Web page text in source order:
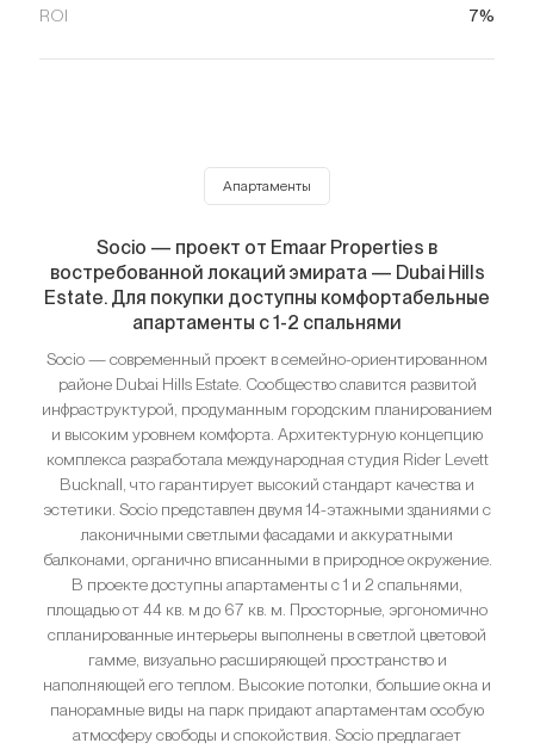
ROI 7%
Апартаменты
Socio — проект от Emaar Properties в
востребованной локаций эмирата — Dubai Hills
Estate. Для покупки доступны комфортабельные
апартаменты с 1-2 спальнями
Socio — современный проект в семейно-ориентированном
районе Dubai Hills Estate. Сообщество славится развитой
инфраструктурой, продуманным городским планированием
и высоким уровнем комфорта. Архитектурную концепцию
комплекса разработала международная студия Rider Levett
Bucknall, что гарантирует высокий стандарт качества и
эстетики. Socio представлен двумя 14-этажными зданиями с
лаконичными светлыми фасадами и аккуратными
балконами, органично вписанными в природное окружение.
В проекте доступны апартаменты с 1 и 2 спальнями,
площадью от 44 кв. м до 67 кв. м. Просторные, эргономично
спланированные интерьеры выполнены в светлой цветовой
гамме, визуально расширяющей пространство и
наполняющей его теплом. Высокие потолки, большие окна и
панорамные виды на парк придают апартаментам особую
атмосферу свободы и спокойствия. Socio предлагает